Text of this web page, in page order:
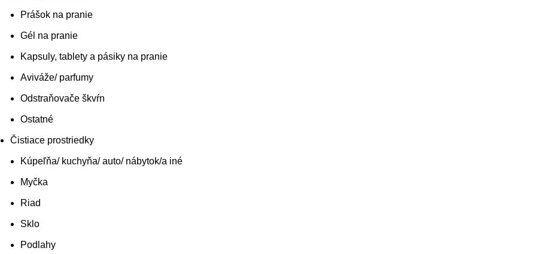
Prášok na pranie
Gél na pranie
Kapsuly, tablety a pásiky na pranie
Aviváže/ parfumy
Odstraňovače škvŕn
Ostatné
Čistiace prostriedky
Kúpeľňa/ kuchyňa/ auto/ nábytok/a iné
Myčka
Riad
Sklo
Podlahy